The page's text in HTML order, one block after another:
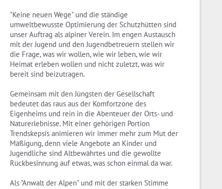
"Keine neuen Wege" und die ständige
umweltbewusste Optimierung der Schutzhütten sind
unser Auftrag als alpiner Verein. Im engen Austausch
mit der Jugend und den Jugendbetreuern stellen wir
die Frage, was wir wollen, wie wir leben, wie wir
Heimat erleben wollen und nicht zuletzt, was wir
bereit sind beizutragen.
Gemeinsam mit den Jüngsten der Gesellschaft
bedeutet das raus aus der Komfortzone des
Eigenheims und rein in die Abenteuer der Orts- und
Naturerlebnisse. Mit einer gehörigen Portion
Trendskepsis animieren wir immer mehr zum Mut der
Mäßigung, denn viele Angebote an Kinder und
Jugendliche sind Altbewährtes und die gewollte
Rückbesinnung auf etwas, was schon einmal da war.
Als "Anwalt der Alpen" und mit der starken Stimme